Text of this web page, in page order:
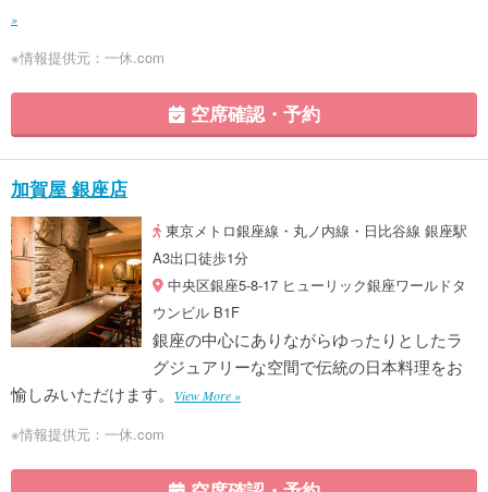
»
※情報提供元：一休.com
空席確認・予約
加賀屋 銀座店
東京メトロ銀座線・丸ノ内線・日比谷線 銀座駅
A3出口徒歩1分
中央区銀座5-8-17 ヒューリック銀座ワールドタ
ウンビル B1F
銀座の中心にありながらゆったりとしたラ
グジュアリーな空間で伝統の日本料理をお
愉しみいただけます。
View More »
※情報提供元：一休.com